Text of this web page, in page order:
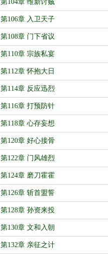
第104章 维新讨贼
第106章 入卫天子
第108章 门下省议
第110章 宗族私宴
第112章 怀抱大日
第114章 反应迅烈
第116章 打预防针
第118章 心存妄想
第120章 好心接骨
第122章 门风雄烈
第124章 磨刀霍霍
第126章 斩首盟誓
第128章 孙资来投
第130章 文和入朝
第132章 亲征之计